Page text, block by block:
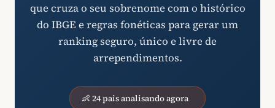
que cruza o seu sobrenome com o histórico
do IBGE e regras fonéticas para gerar um
ranking seguro, único e livre de
arrependimentos.
👶 24 pais analisando agora